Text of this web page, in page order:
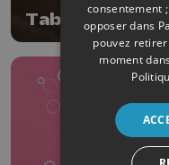
Table et
consentement
opposer dans
pouvez
moment dans